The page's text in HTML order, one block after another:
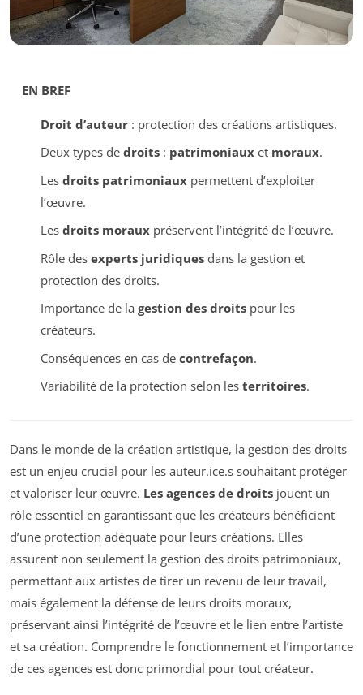
EN BREF
Droit d’auteur: protection des créations artistiques.
Deux types de droits: patrimoniauxet moraux.
Les droits patrimoniauxpermettent d’exploiter
l’œuvre.
Les droits morauxpréservent l’intégrité de l’œuvre.
Rôle des experts juridiquesdans la gestion et
protection des droits.
Importance de la gestion des droitspour les
créateurs.
Conséquences en cas de contrefaçon.
Variabilité de la protection selon les territoires.
Dans le monde de la création artistique, la gestion des droits
est un enjeu crucial pour les auteur.ice.s souhaitant protéger
et valoriser leur œuvre. Les agences de droits jouent un
rôle essentiel en garantissant que les créateurs bénéficient
d’une protection adéquate pour leurs créations. Elles
assurent non seulement la gestion des droits patrimoniaux,
permettant aux artistes de tirer un revenu de leur travail,
mais également la défense de leurs droits moraux,
préservant ainsi l’intégrité de l’œuvre et le lien entre l’artiste
et sa création. Comprendre le fonctionnement et l’importance
de ces agences est donc primordial pour tout créateur.